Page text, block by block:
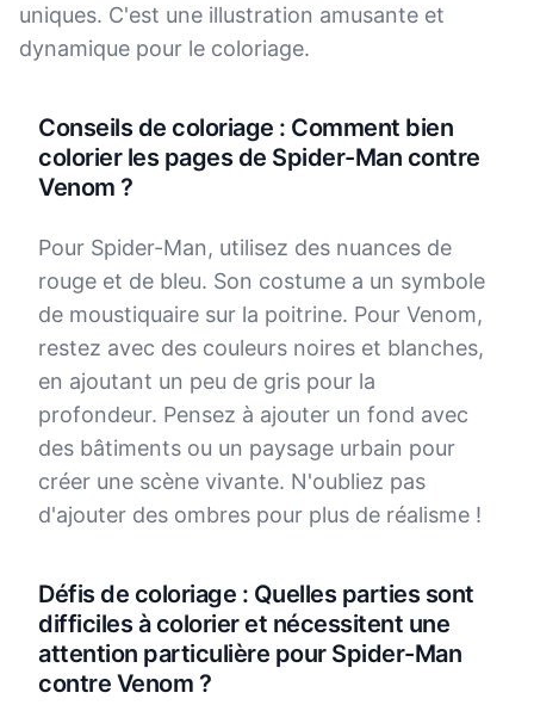
uniques. C'est une illustration amusante et
dynamique pour le coloriage.
Conseils de coloriage : Comment bien
colorier les pages de Spider-Man contre
Venom ?
Pour Spider-Man, utilisez des nuances de
rouge et de bleu. Son costume a un symbole
de moustiquaire sur la poitrine. Pour Venom,
restez avec des couleurs noires et blanches,
en ajoutant un peu de gris pour la
profondeur. Pensez à ajouter un fond avec
des bâtiments ou un paysage urbain pour
créer une scène vivante. N'oubliez pas
d'ajouter des ombres pour plus de réalisme !
Défis de coloriage : Quelles parties sont
difficiles à colorier et nécessitent une
attention particulière pour Spider-Man
contre Venom ?